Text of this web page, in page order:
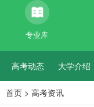
专业库
高考动态 大学介绍
首页 > 高考资讯